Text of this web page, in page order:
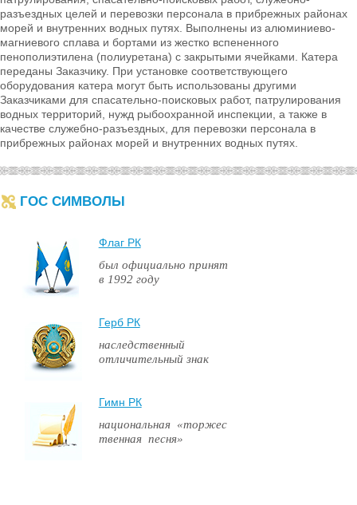
разъездных целей и перевозки персонала в прибрежных районах
морей и внутренних водных путях. Выполнены из алюминиево-
магниевого сплава и бортами из жестко вспененного
пенополиэтилена (полиуретана) с закрытыми ячейками. Катера
переданы Заказчику. При установке соответствующего
оборудования катера могут быть использованы другими
Заказчиками для спасательно-поисковых работ, патрулирования
водных территорий, нужд рыбоохранной инспекции, а также в
качестве служебно-разъездных, для перевозки персонала в
прибрежных районах морей и внутренних водных путях.
ГОС СИМВОЛЫ
Флаг РК
был официально принят
в 1992 году
Герб РК
наследственный
отличительный знак
Гимн РК
национальная «торжес
твенная песня»